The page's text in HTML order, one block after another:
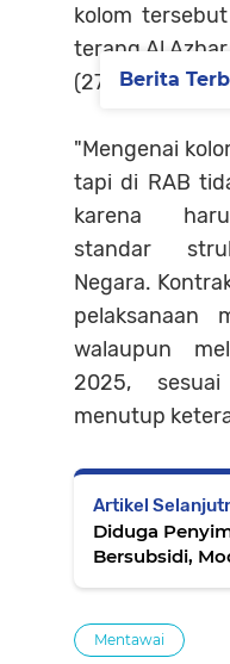
kolom
terang Al
(27/02)
"Mengenai
tapi di RAB
karena
standar
Negara.
pelaksanaan
walaupun
2025, sesuai
menutup
Artikel
Diduga
Bersubsidi,
Mentawai
Berita